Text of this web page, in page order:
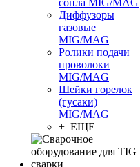
сопла MIG/MAG
Диффузоры
газовые
MIG/MAG
Ролики подачи
проволоки
MIG/MAG
Шейки горелок
(гусаки)
MIG/MAG
+ ЕЩЕ